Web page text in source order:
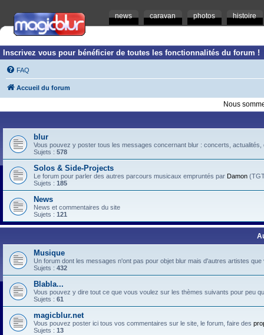
news caravan photos histoire
Inscrivez vous pour bénéficier de toutes les fonctionnalités du forum !
FAQ
Accueil du forum
Nous
blur
Vous pouvez y poster tous les messages concernant blur : concerts,
Sujets : 578
Solos & Side-Projects
Le forum pour parler des autres parcours musicaux empruntés par Damon
Sujets : 185
News
News et commentaires du site
Sujets : 121
Musique
Un forum dont les messages n'ont pas pour objet blur mais d'autres artistes
Sujets : 432
Blabla...
Vous pouvez y dire tout ce que vous voulez sur les thèmes suivants pour peu
Sujets : 61
magicblur.net
Vous pouvez poster ici tous vos commentaires sur le site, le forum, faire des
Sujets : 13